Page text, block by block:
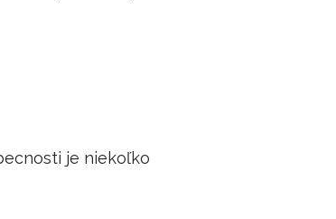
je niekoľko